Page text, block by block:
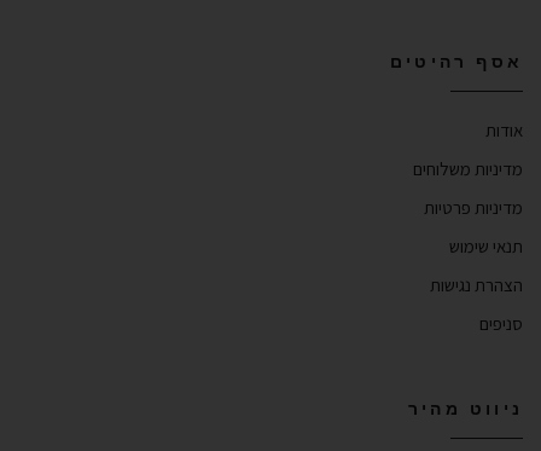
אסף רהיטים
אודות
מדיניות משלוחים
מדיניות פרטיות
תנאי שימוש
הצהרת נגישות
סניפים
ניווט מהיר